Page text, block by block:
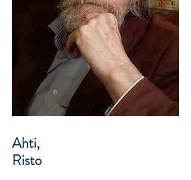
Ahti,
Risto